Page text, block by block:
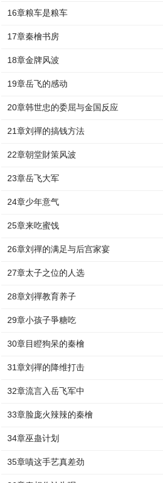
16章粮车是粮车
17章秦檜书房
18章金牌风波
19章岳飞的感动
20章韩世忠的委屈与金国反应
21章刘禪的搞钱方法
22章朝堂財策风波
23章岳飞大军
24章少年意气
25章来吃蜜饯
26章刘禪的满足与后宫家宴
27章太子之位的人选
28章刘禪教育养子
29章小孩子爭糖吃
30章目瞪狗呆的秦檜
31章刘禪的降维打击
32章流言入岳飞军中
33章脸庞火辣辣的秦檜
34章巫蛊计划
35章嘖这手艺真差劲